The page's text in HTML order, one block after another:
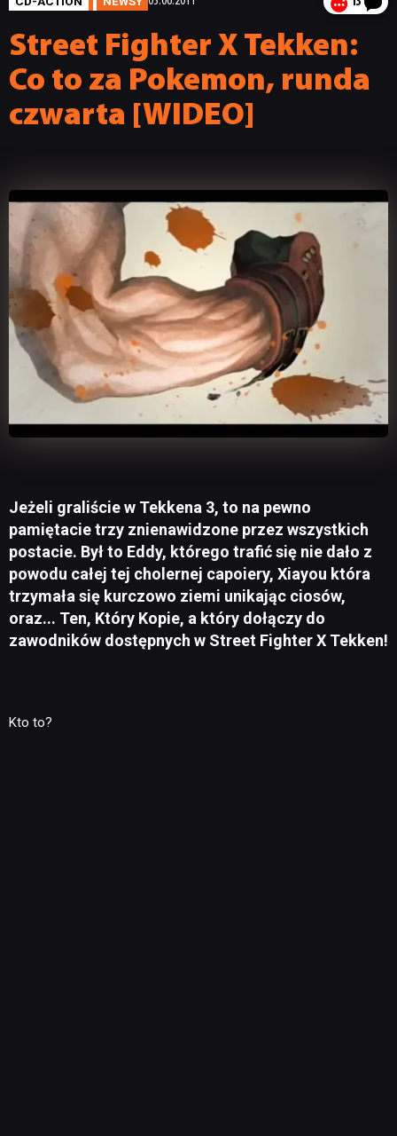
Street Fighter X Tekken:
Co to za Pokemon, runda
czwarta [WIDEO]
Jeżeli graliście w Tekkena 3, to na pewno
pamiętacie trzy znienawidzone przez wszystkich
postacie. Był to Eddy, którego trafić się nie dało z
powodu całej tej cholernej capoiery, Xiayou która
trzymała się kurczowo ziemi unikając ciosów,
oraz... Ten, Który Kopie, a który dołączy do
zawodników dostępnych w Street Fighter X Tekken!
Kto to?